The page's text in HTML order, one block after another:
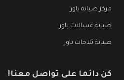
مركز صيانة باور
صيانة غسالات باور
صيانة ثلاجات باور
كن دائما على تواصل معنا!